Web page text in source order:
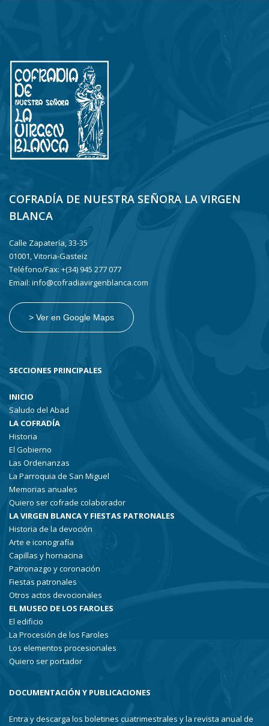
COFRADÍA DE NUESTRA SEÑORA LA VIRGEN
BLANCA
Calle Zapatería, 33-35
01001, Vitoria-Gasteiz
Teléfono/Fax: +(34) 945 277 077
Email: info@cofradiavirgenblanca.com
> Ver en Google Maps
SECCIONES PRINCIPALES
INICIO
Saludo del Abad
LA COFRADÍA
Historia
El Gobierno
Las Ordenanzas
La Parroquia de San Miguel
Memorias anuales
Quiero ser cofrade colaborador
LA VIRGEN BLANCA Y FIESTAS PATRONALES
Historia de la devoción
Arte e iconografía
Capillas y hornacina
Patronazgo y coronación
Fiestas patronales
Otros actos devocionales
EL MUSEO DE LOS FAROLES
El edificio
La Procesión de los Faroles
Los elementos procesionales
Quiero ser portador
DOCUMENTACIÓN Y PUBLICACIONES
Entra y descarga los boletines cuatrimestrales y la revista anual de